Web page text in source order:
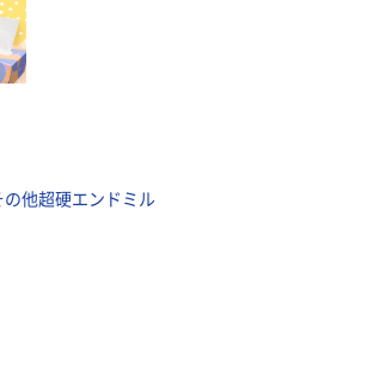
の他超硬エンドミル